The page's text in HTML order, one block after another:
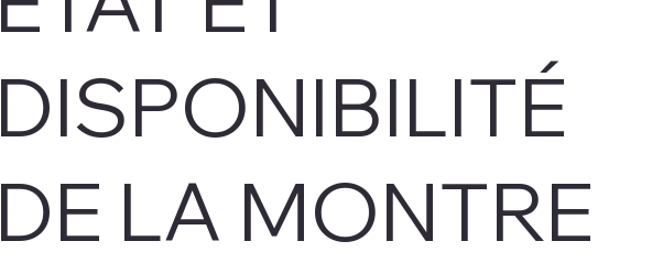
DISPONIBILITÉ
DE LA MONTRE